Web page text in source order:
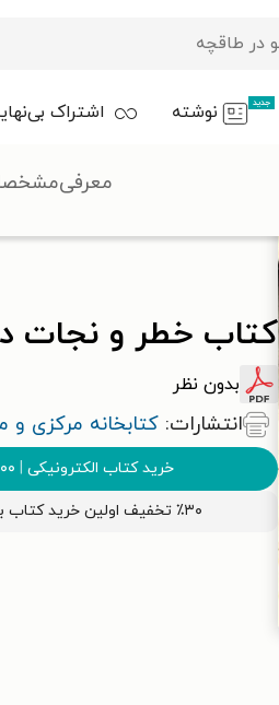
جدید نوشته اشتراک
کتاب خطر و نجات
بدون نظر
انتشارات: کتابخانه مرکزی و
خرید کتاب الکترونیکی |
٪۳۰ تخفیف اولین خرید کتاب با کد
معرفی